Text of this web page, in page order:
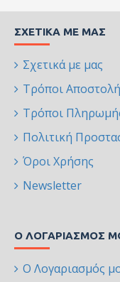
ΣΧΕΤΙΚΆ ΜΕ ΜΑΣ
Σχετικά με μας
Τρόποι
Τρόποι
Πολιτική
Όροι Χρήσης
Newsletter
Ο ΛΟΓΑΡΙΑΣΜΌΣ
Ο Λογαριασμός